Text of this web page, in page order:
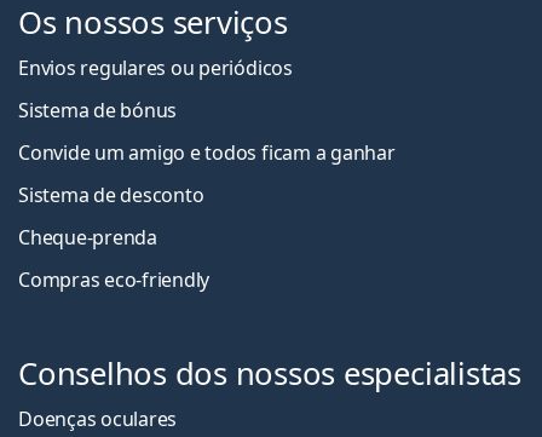
Os nossos serviços
Envios regulares ou periódicos
Sistema de bónus
Convide um amigo e todos ficam a ganhar
Sistema de desconto
Cheque-prenda
Compras eco-friendly
Conselhos dos nossos especialistas
Doenças oculares